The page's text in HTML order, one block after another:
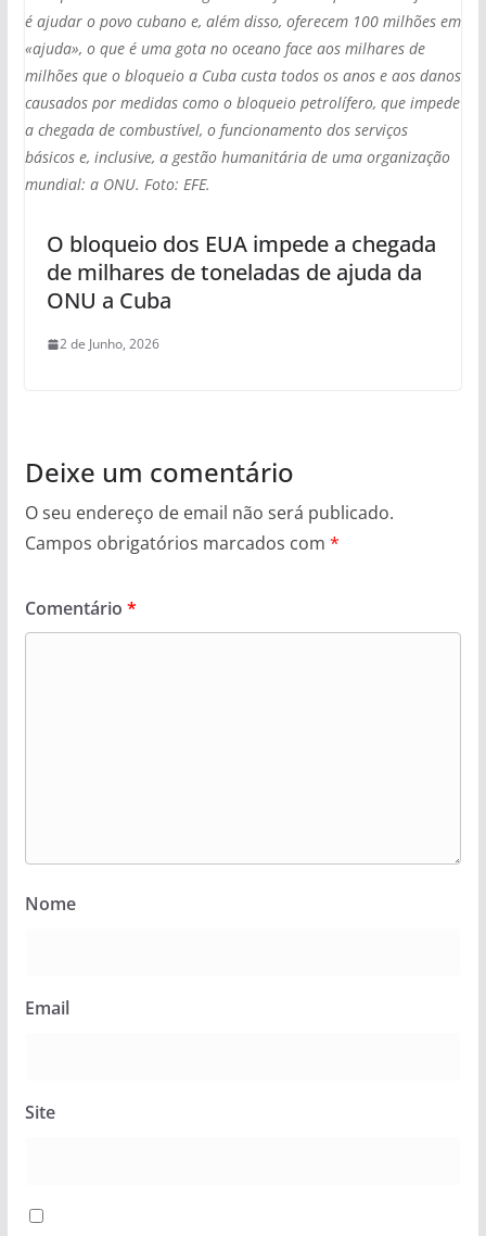
é ajudar o povo cubano e, além disso, oferecem 100 milhões em
«ajuda», o que é uma gota no oceano face aos milhares de
milhões que o bloqueio a Cuba custa todos os anos e aos danos
causados por medidas como o bloqueio petrolífero, que impede
a chegada de combustível, o funcionamento dos serviços
básicos e, inclusive, a gestão humanitária de uma organização
mundial: a ONU. Foto: EFE.
O bloqueio dos EUA impede a chegada
de milhares de toneladas de ajuda da
ONU a Cuba
2 de Junho, 2026
Deixe um comentário
O seu endereço de email não será publicado.
Campos obrigatórios marcados com *
Comentário *
Nome
Email
Site